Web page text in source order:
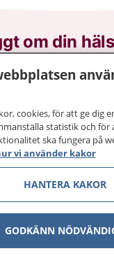
om din
råd om hälsa och
mottagningar
läsa din journal och
telefonnummer
dygnet runt.
när du vill må bättre.
cookies, för att ge dig
statistik och för
ska fungera på
vi använder kakor
HANTERA KAKOR
GODKÄNN